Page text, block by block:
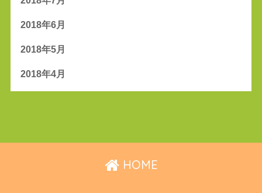
2018年6月
2018年5月
2018年4月
HOME